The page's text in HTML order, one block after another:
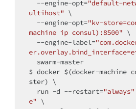
  --engine-opt=
"default-
ultihost" \
  --engine-opt=
"kv-
machine ip consul):8500" \
  --engine-label=
$ docker $(docker-machine
ster) \
  run -d --restart=
"always"
e" \